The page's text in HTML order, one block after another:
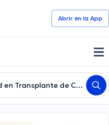
Abrir en la App
Oftalmólogo con Especialidad en Transplante de Córneas